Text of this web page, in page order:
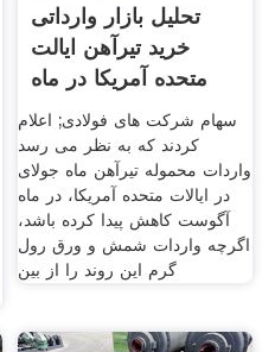
تحلیل بازار وارداتی
خرید تیرآهن ایالت
متحده آمریکا در ماه
سهام شرکت های فولادی; اعلام
کردند که به نظر می رسد
واردات محموله تیرآهن ماه جولای
در ایالات متحده آمریکا، در ماه
آگوست کاهش پیدا کرده باشد،
اگرچه واردات شمش و ورق رول
گرم این روند را از بین